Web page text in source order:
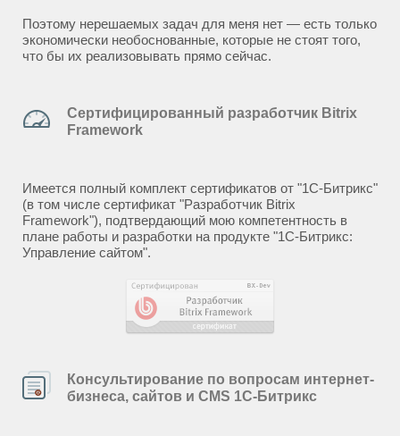
Поэтому нерешаемых задач для меня нет — есть только
экономически необоснованные, которые не стоят того,
что бы их реализовывать прямо сейчас.
Сертифицированный разработчик Bitrix
Framework
Имеется полный комплект сертификатов от "1С-Битрикс"
(в том числе сертификат "Разработчик Bitrix
Framework"), подтвердающий мою компетентность в
плане работы и разработки на продукте "1С-Битрикс:
Управление сайтом".
Консультирование по вопросам интернет-
бизнеса, сайтов и CMS 1С-Битрикс